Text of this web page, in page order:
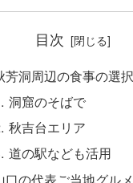
目次
芳洞周辺の食事の選
洞窟のそばで
秋吉台エリア
道の駅なども活用
口の代表ご当地グルメ